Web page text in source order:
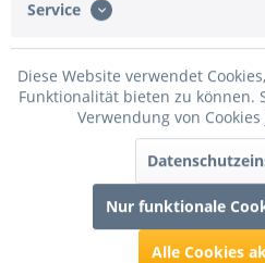
Beschreibung
Produktdetails: Meterware, 300
Material: 100% reine...mehr
1
Infos zum Hersteller
Service
Diese Website verwendet
Funktionalität bieten zu können.
Verwendung von
Nur funktionale
Alle Cookies